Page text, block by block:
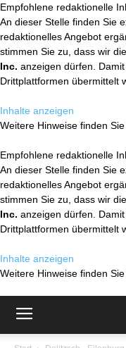
Empfohlene redaktionelle
An dieser Stelle finden Sie
redaktionelles Angebot
stimmen Sie zu, dass wir
Inc. anzeigen dürfen.
Drittplattformen übermittelt
Inhalte anzeigen
Weitere Hinweise finden
Empfohlene redaktionelle
An dieser Stelle finden Sie
redaktionelles Angebot
stimmen Sie zu, dass wir
Inc. anzeigen dürfen.
Drittplattformen übermittelt
Inhalte anzeigen
Weitere Hinweise finden